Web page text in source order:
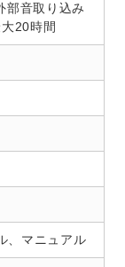
部音取り込み
20時間
、マニュアル